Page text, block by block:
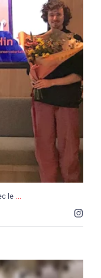
et fin avec le ...
le ...